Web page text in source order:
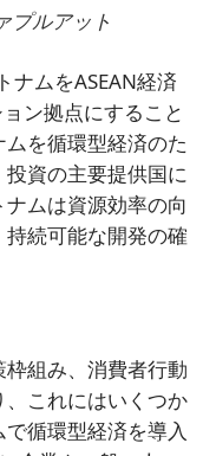
プルアット
ナムをASEAN経済
ン拠点にすること
を循環型経済のた
資の主要提供国に
ムは資源効率の向
持続可能な開発の確
組み、消費者行動
これにはいくつか
循環型経済を導入